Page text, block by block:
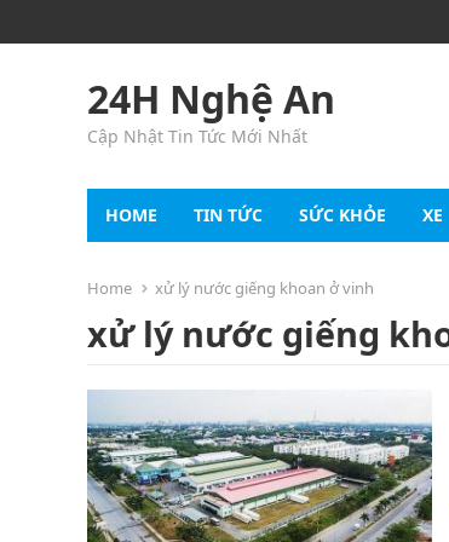
24H Nghệ An
Cập Nhật Tin Tức Mới Nhất
HOME TIN TỨC SỨC KHỎE XE
Home xử lý nước giếng khoan ở vinh
xử lý nước giếng